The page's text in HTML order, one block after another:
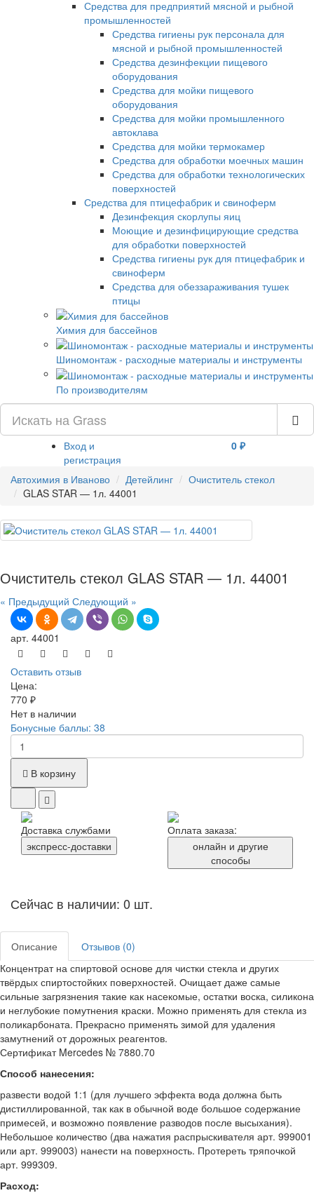
Средства для предприятий мясной и рыбной
промышленностей
Средства гигиены рук персонала для
мясной и рыбной промышленностей
Средства дезинфекции пищевого
оборудования
Средства для мойки пищевого
оборудования
Средства для мойки промышленного
автоклава
Средства для мойки термокамер
Средства для обработки моечных машин
Средства для обработки технологических
поверхностей
Средства для птицефабрик и свиноферм
Дезинфекция скорлупы яиц
Моющие и дезинфицирующие средства
для обработки поверхностей
Средства гигиены рук для птицефабрик и
свиноферм
Средства для обеззараживания тушек
птицы
Химия для бассейнов
Шиномонтаж - расходные материалы и инструменты
По производителям
Вход и
регистрация
0 ₽
Автохимия в Иваново Детейлинг
Очиститель стекол
GLAS STAR — 1л. 44001
Очиститель стекол GLAS STAR — 1л. 44001
« Предыдущий Следующий »
арт. 44001
Оставить отзыв
Цена:
770 ₽
Нет в наличии
Бонусные баллы: 38
В корзину
Доставка службами
экспресс-доставки
Оплата заказа:
онлайн и другие
способы
Сейчас в наличии: 0 шт.
Описание
Отзывов (0)
Концентрат на спиртовой основе для чистки стекла и других
твёрдых спиртостойких поверхностей. Очищает даже самые
сильные загрязнения такие как насекомые, остатки воска, силикона
и неглубокие помутнения краски. Можно применять для стекла из
поликарбоната. Прекрасно применять зимой для удаления
замутнений от дорожных реагентов.
Сертификат Mercedes № 7880.70
Способ нанесения:
развести водой 1:1 (для лучшего эффекта вода должна быть
дистиллированной, так как в обычной воде большое содержание
примесей, и возможно появление разводов после высыхания).
Небольшое количество (два нажатия распрыскивателя арт. 999001
или арт. 999003) нанести на поверхность. Протереть тряпочкой
арт. 999309.
Расход: